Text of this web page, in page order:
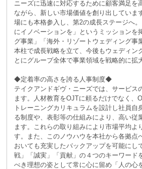
ニーズに迅速に対応するために顧客満足を
ながら、新しい市場価値を創り出していま
場にも本格参入し、第2の成長ステージへ
にイノベーションを」というミッションを
グ事業」「海外・リゾートウェディング事
本柱で成長戦略を立て、今後もウェディン
とにグループ全体で事業領域を戦略的に拡
◆定着率の高さを誇る人事制度◆
テイクアンドギヴ・ニーズでは、サービス
ます。人材教育をOJTに頼るだけでなく、
トレーニングカリキュラムを設計し社員自
る制度や、表彰等の仕組みにより、高い従
ます。これらの取り組みにより市場平均よ
す。また、このノウハウを本社から各拠点
おいても充実したバックアップを可能にし
戦」「誠実」「貢献」の４つのキーワード
べき理想の姿として常に心に留め「人の心